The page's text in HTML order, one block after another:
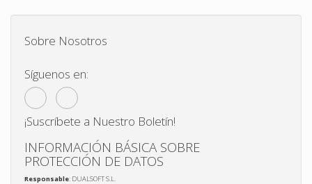
Sobre Nosotros
Síguenos en:
¡Suscríbete a Nuestro Boletín!
INFORMACIÓN BÁSICA SOBRE
PROTECCIÓN DE DATOS
Responsable: DUALSOFT S.L.